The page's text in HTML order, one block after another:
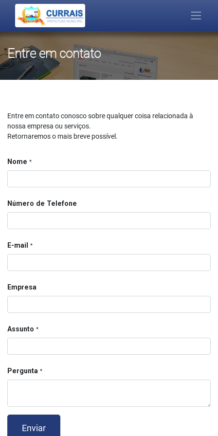
Entre em contato
Entre em contato conosco sobre qualquer coisa relacionada à
nossa empresa ou serviços.
Retornaremos o mais breve possível.
Nome *
Número de Telefone
E-mail *
Empresa
Assunto *
Pergunta *
Enviar